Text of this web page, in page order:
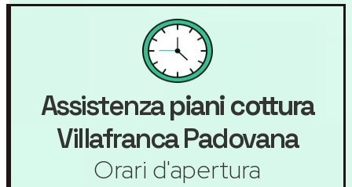
Assistenzapiani cottura
Villafranca Padovana
Orari d'apertura